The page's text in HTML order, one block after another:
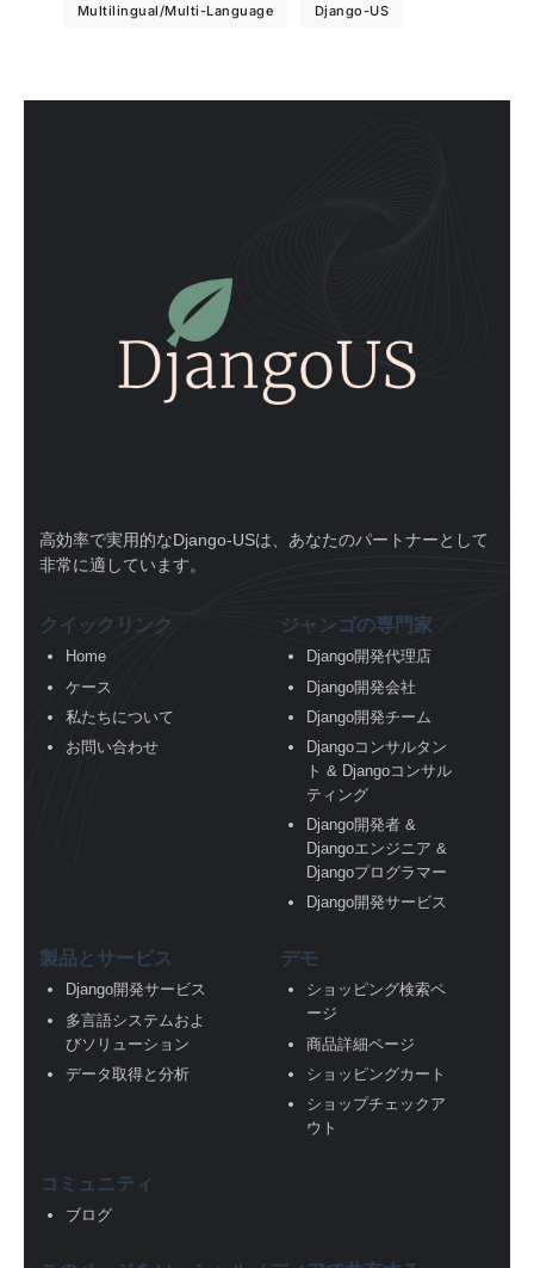
Multilingual/Multi-Language Django-US
高効率で実用的なDjango-USは、あなたのパートナーとして
非常に適しています。
クイックリンク
Home
ケース
私たちについて
お問い合わせ
ジャンゴの専門家
Django開発代理店
Django開発会社
Django開発チーム
Djangoコンサルタン
ト & Djangoコンサル
ティング
Django開発者 &
Djangoエンジニア &
Djangoプログラマー
Django開発サービス
製品とサービス
Django開発サービス
多言語システムおよ
びソリューション
データ取得と分析
デモ
ショッピング検索ペ
ージ
商品詳細ページ
ショッピングカート
ショップチェックア
ウト
コミュニティ
ブログ